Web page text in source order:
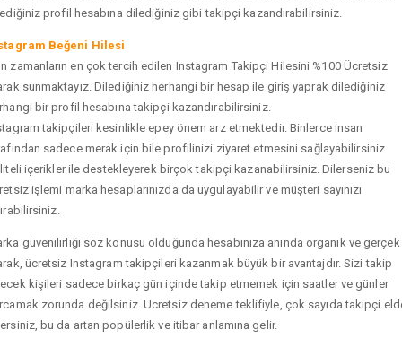
profil hesabına dilediğiniz gibi takipçi kazandırabilirsiniz.
Beğeni Hilesi
zamanların en çok tercih edilen Instagram Takipçi Hilesini %100 Ücretsiz
sunmaktayız. Dilediğiniz herhangi bir hesap ile giriş yaprak dilediğiniz
bir profil hesabına takipçi kazandırabilirsiniz.
takipçileri kesinlikle epey önem arz etmektedir. Binlerce insan
sadece merak için bile profilinizi ziyaret etmesini sağlayabilirsiniz.
içerikler ile destekleyerek birçok takipçi kazanabilirsiniz. Dilerseniz bu
işlemi marka hesaplarınızda da uygulayabilir ve müşteri sayınızı
güvenilirliği söz konusu olduğunda hesabınıza anında organik ve gerçek
ücretsiz Instagram takipçileri kazanmak büyük bir avantajdır. Sizi takip
kişileri sadece birkaç gün içinde takip etmemek için saatler ve günler
zorunda değilsiniz. Ücretsiz deneme teklifiyle, çok sayıda takipçi
bu da artan popülerlik ve itibar anlamına gelir.